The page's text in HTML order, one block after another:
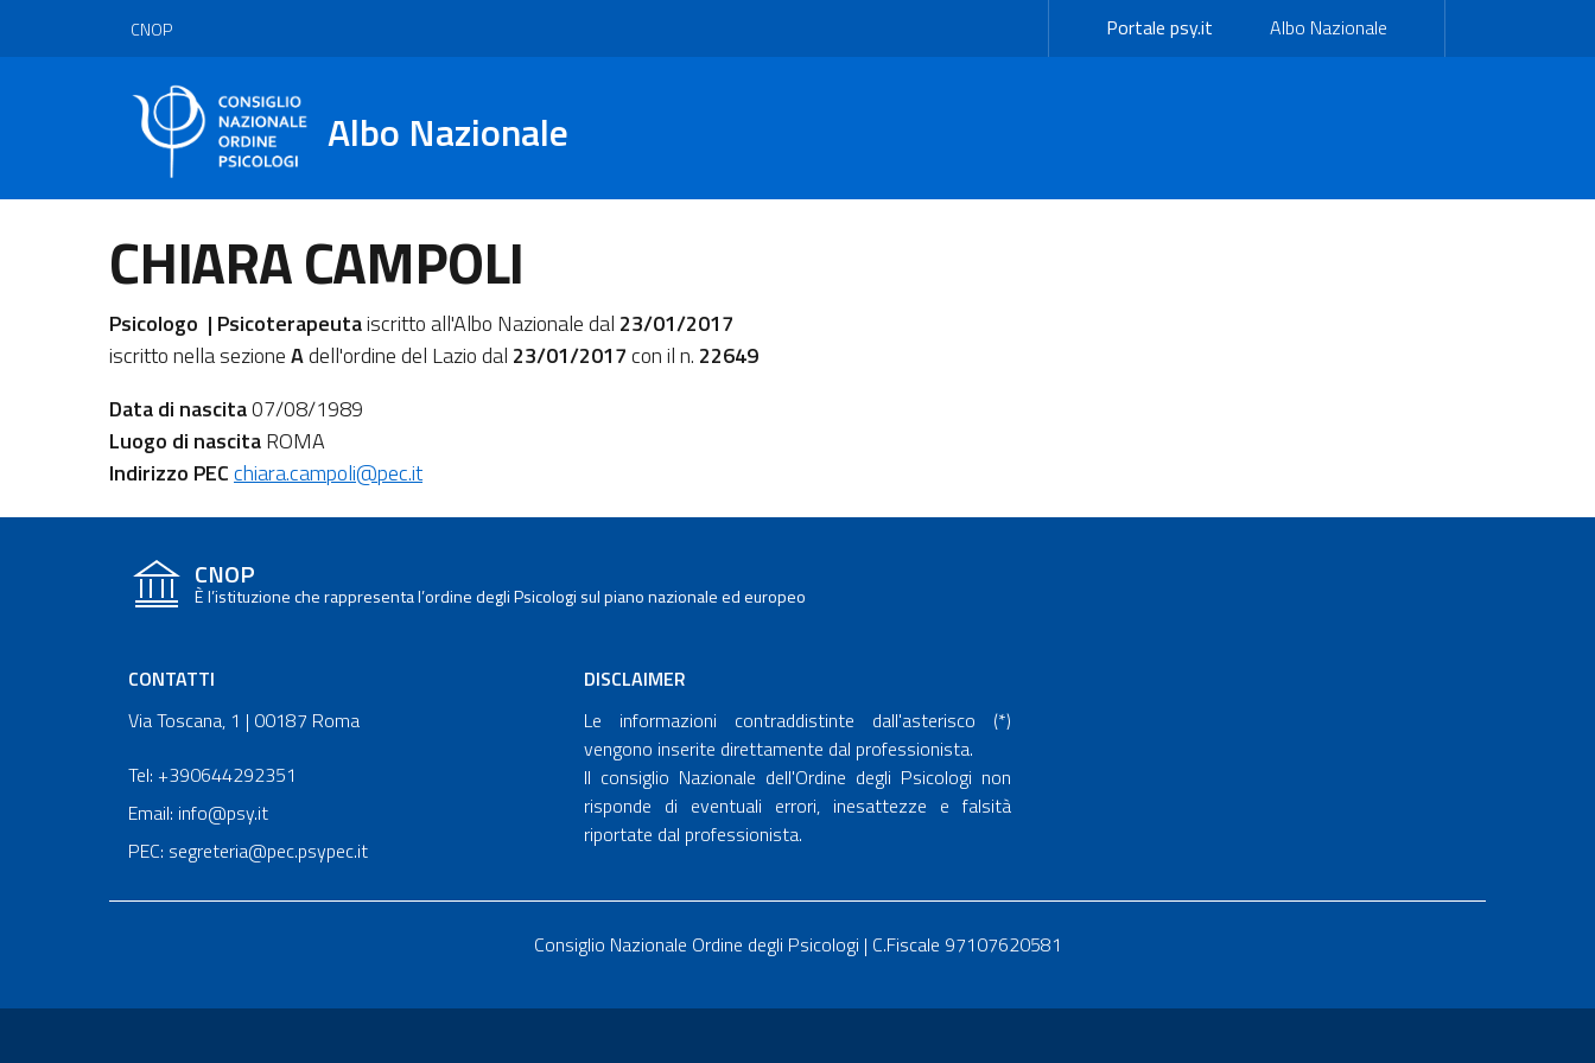
CNOP Portale psy.it Albo Nazionale
Albo Nazionale
CHIARA CAMPOLI
Psicologo | Psicoterapeutaiscritto all'Albo Nazionale dal 23/01/2017
iscritto nella sezioneAdell'ordine del Lazio dal 23/01/2017con il n. 22649
Data di nascita07/08/1989
Luogo di nascitaROMA
Indirizzo PECchiara.campoli@pec.it
CNOP
È l’istituzione che rappresenta l’ordine degli Psicologi sul piano nazionale ed europeo
CONTATTI
Via Toscana, 1 | 00187 Roma
Tel: +390644292351
Email: info@psy.it
PEC: segreteria@pec.psypec.it
DISCLAIMER
Le informazioni contraddistinte dall'asterisco (*)
vengono inserite direttamente dal professionista.
Il consiglio Nazionale dell'Ordine degli Psicologi non
risponde di eventuali errori, inesattezze e falsità
riportate dal professionista.
Consiglio Nazionale Ordine degli Psicologi | C.Fiscale 97107620581